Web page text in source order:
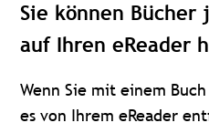
Sie können
auf Ihren eReader
Wenn Sie mit einem
es von Ihrem eReader